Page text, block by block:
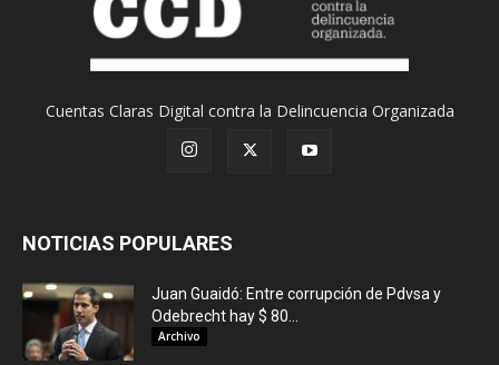
Cuentas Claras Digital contra la Delincuencia Organizada
NOTICIAS POPULARES
Juan Guaidó: Entre corrupción de Pdvsa y
Odebrecht hay $ 80...
Archivo